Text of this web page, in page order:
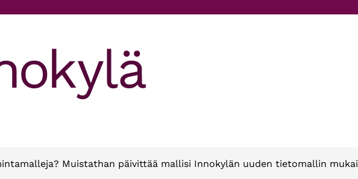
Muistathan päivittää mallisi Innokylän uuden tietomallin